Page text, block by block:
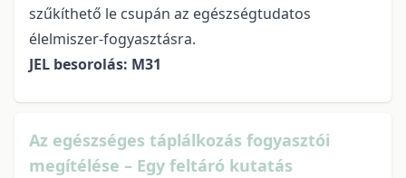
szűkíthető le csupán az egészségtudatos
élelmiszer-fogyasztásra.
JEL besorolás: M31
Az egészséges táplálkozás fogyasztói
megítélése – Egy feltáró kutatás